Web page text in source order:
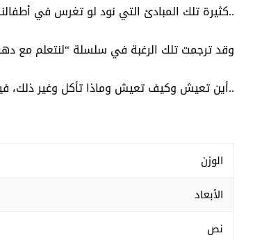
..كثيرة تلك المبادئ التي نود لو تغرس في
وقد ترجمت تلك الرغبة في سلسلة “لنتعلم مع
..أين تعيش وكيف تعيش وماذا تأكل وغير ذلك،
الوزن
الأبعاد
نص